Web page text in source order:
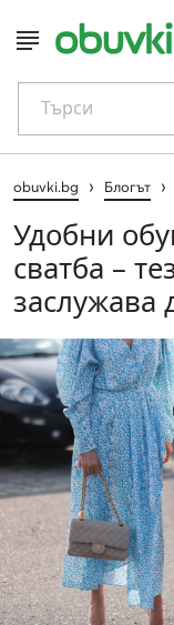
Търси
obuvki.bg › Блогът ›
Удобни
сватба –
заслужава